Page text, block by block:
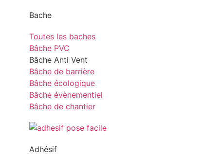
Bache
Toutes les baches
Bâche PVC
Bâche Anti Vent
Bâche de barrière
Bâche écologique
Bâche évènementiel
Bâche de chantier
Adhésif